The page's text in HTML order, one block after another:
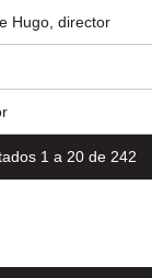
Hugo, director
1 a 20 de 242